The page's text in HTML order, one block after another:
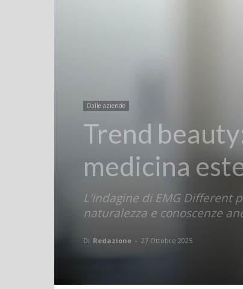
Dalle aziende
Trend
medicina
L'indagine di EMG Different
naturalezza e conoscenze
Di Redazione - 27 Ottobre 2025